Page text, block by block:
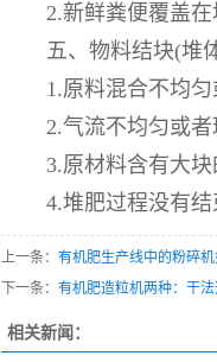
2.新鲜粪便覆盖
五、物料结块(堆
1.原料混合不均
2.气流不均匀或
3.原材料含有大
4.堆肥过程没有结
上一条： 有机肥生产线中的粉碎
下一条： 有机肥造粒机两种：干
相关新闻：